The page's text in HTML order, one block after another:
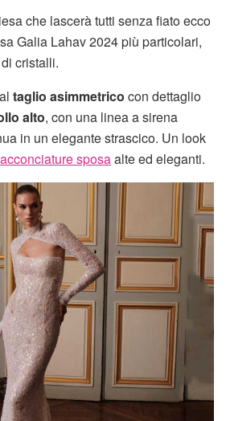
che lascerà tutti senza fiato ecco
Galia Lahav 2024 più particolari,
cristalli.
taglio asimmetrico con dettaglio
alto, con una linea a sirena
in un elegante strascico. Un look
acconciature sposaalte ed eleganti.